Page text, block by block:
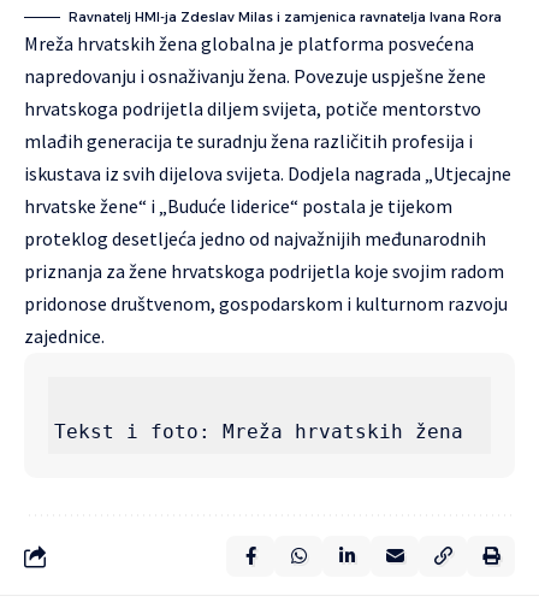
Ravnatelj HMI-ja Zdeslav Milas i zamjenica ravnatelja Ivana Rora
Mreža hrvatskih žena globalna je platforma posvećena
napredovanju i osnaživanju žena. Povezuje uspješne žene
hrvatskoga podrijetla diljem svijeta, potiče mentorstvo
mlađih generacija te suradnju žena različitih profesija i
iskustava iz svih dijelova svijeta. Dodjela nagrada „Utjecajne
hrvatske žene“ i „Buduće liderice“ postala je tijekom
proteklog desetljeća jedno od najvažnijih međunarodnih
priznanja za žene hrvatskoga podrijetla koje svojim radom
pridonose društvenom, gospodarskom i kulturnom razvoju
zajednice.